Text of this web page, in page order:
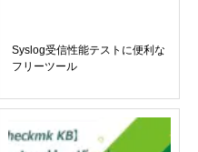
Syslog受信性能テストに便利な
フリーツール